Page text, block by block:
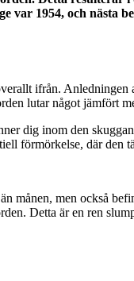
var 1954, och nästa
ifrån.
lutar något jämfört
dig inom den
förmörkelse, där den
månen, men också
Detta är en ren